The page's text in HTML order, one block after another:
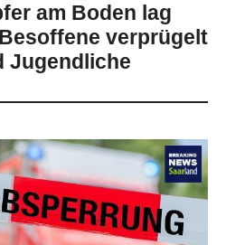
am Boden lag
verprügelt
Jugendliche